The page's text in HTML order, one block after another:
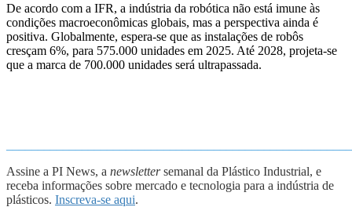
De acordo com a IFR, a indústria da robótica não está imune às
condições macroeconômicas globais, mas a perspectiva ainda é
positiva. Globalmente, espera-se que as instalações de robôs
cresçam 6%, para 575.000 unidades em 2025. Até 2028, projeta-se
que a marca de 700.000 unidades será ultrapassada.
Assine a PI News, a newslettersemanal da Plástico Industrial, e
receba informações sobre mercado e tecnologia para a indústria de
plásticos. Inscreva-se aqui.